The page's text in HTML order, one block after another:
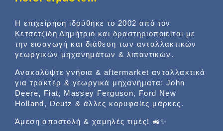
Η επιχείρηση ιδρύθηκε το 2002 από τον
Κετσετζίδη Δημήτριο και δραστηριοποιείται με
την εισαγωγή και διάθεση των ανταλλακτικών
γεωργικών μηχανημάτων & λιπαντικών.
Ανακαλύψτε γνήσια & aftermarket ανταλλακτικά
για τρακτέρ & γεωργικά μηχανήματα: John
Deere, Fiat, Massey Ferguson, Ford New
Holland, Deutz & άλλες κορυφαίες μάρκες.
Άμεση αποστολή & χαμηλές τιμές! 🚜✨